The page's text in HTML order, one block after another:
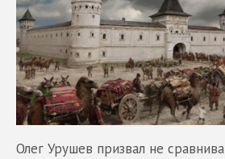
Олег Урушев призвал не